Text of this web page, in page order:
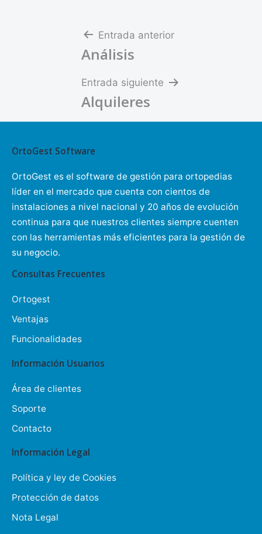
Navegación
de
entradas
Entrada anterior
Análisis
Entrada siguiente
Alquileres
OrtoGest Software
OrtoGest es el software de gestión para ortopedias
líder en el mercado que cuenta con cientos de
instalaciones a nivel nacional y 20 años de evolución
continua para que nuestros clientes siempre cuenten
con las herramientas más eficientes para la gestión de
su negocio.
Consultas Frecuentes
Ortogest
Ventajas
Funcionalidades
Información Usuarios
Área de clientes
Soporte
Contacto
Información Legal
Política y ley de Cookies
Protección de datos
Nota Legal